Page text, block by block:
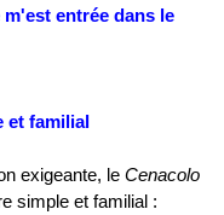
entrée dans le
et familial
exigeante, le Cenacolo
simple et familial :